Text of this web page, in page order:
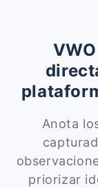
Anota
priorizar